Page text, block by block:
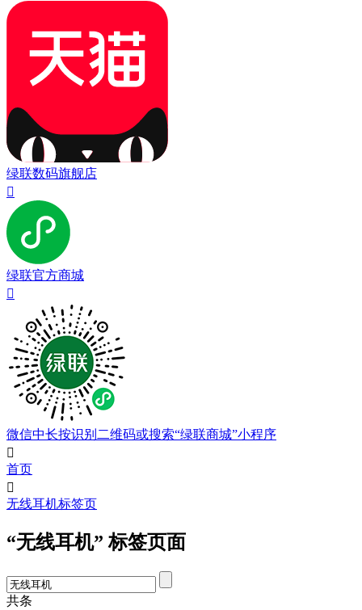
绿联数码旗舰店

绿联官方商城

微信中长按识别二维码或搜索“绿联商城”小程序

首页

无线耳机标签页
“无线耳机” 标签页面
共条